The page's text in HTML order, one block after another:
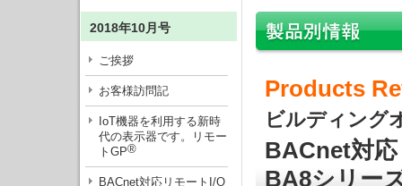
2018年10月号
ご挨拶
お客様訪問記
IoT機器を利用する新時
代の表示器です。リモー
トGP®
BACnet対応リモートI/O
Products
ビルディング
BACnet対
BA8シリー